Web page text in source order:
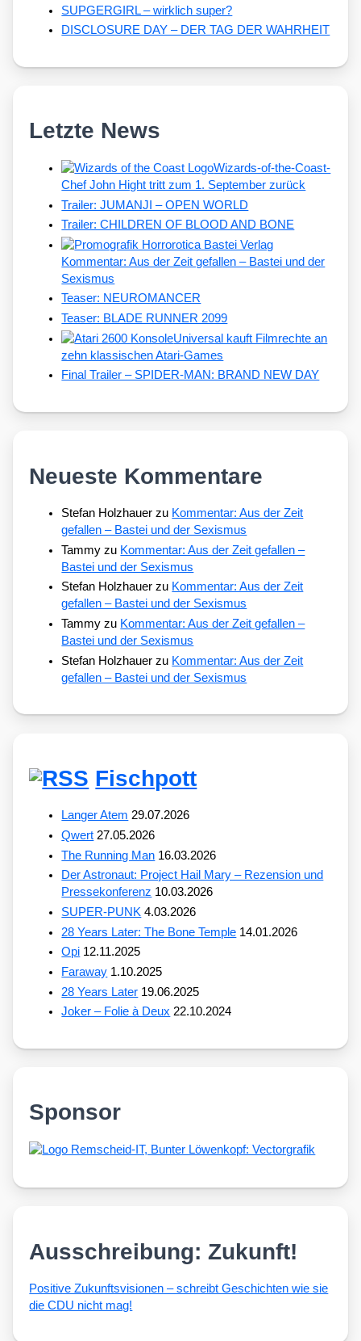
SUPGERGIRL – wirklich super?
DISCLOSURE DAY – DER TAG DER WAHRHEIT
Letzte News
Wizards-of-the-Coast-
Chef John Hight tritt zum 1. September zurück
Trailer: JUMANJI – OPEN WORLD
Trailer: CHILDREN OF BLOOD AND BONE
Kommentar: Aus der Zeit gefallen – Bastei und der
Sexismus
Teaser: NEUROMANCER
Teaser: BLADE RUNNER 2099
Universal kauft Filmrechte an
zehn klassischen Atari-Games
Final Trailer – SPIDER-MAN: BRAND NEW DAY
Neueste Kommentare
Stefan Holzhauer zu Kommentar: Aus der Zeit
gefallen – Bastei und der Sexismus
Tammy zu Kommentar: Aus der Zeit gefallen –
Bastei und der Sexismus
Stefan Holzhauer zu Kommentar: Aus der Zeit
gefallen – Bastei und der Sexismus
Tammy zu Kommentar: Aus der Zeit gefallen –
Bastei und der Sexismus
Stefan Holzhauer zu Kommentar: Aus der Zeit
gefallen – Bastei und der Sexismus
Fischpott
Langer Atem 29.07.2026
Qwert 27.05.2026
The Running Man 16.03.2026
Der Astronaut: Project Hail Mary – Rezension und
Pressekonferenz 10.03.2026
SUPER-PUNK 4.03.2026
28 Years Later: The Bone Temple 14.01.2026
Opi 12.11.2025
Faraway 1.10.2025
28 Years Later 19.06.2025
Joker – Folie à Deux 22.10.2024
Sponsor
Ausschreibung: Zukunft!
Posi­ti­ve Zukunfts­vi­sio­nen – schreibt Geschich­ten wie sie
die CDU nicht mag!